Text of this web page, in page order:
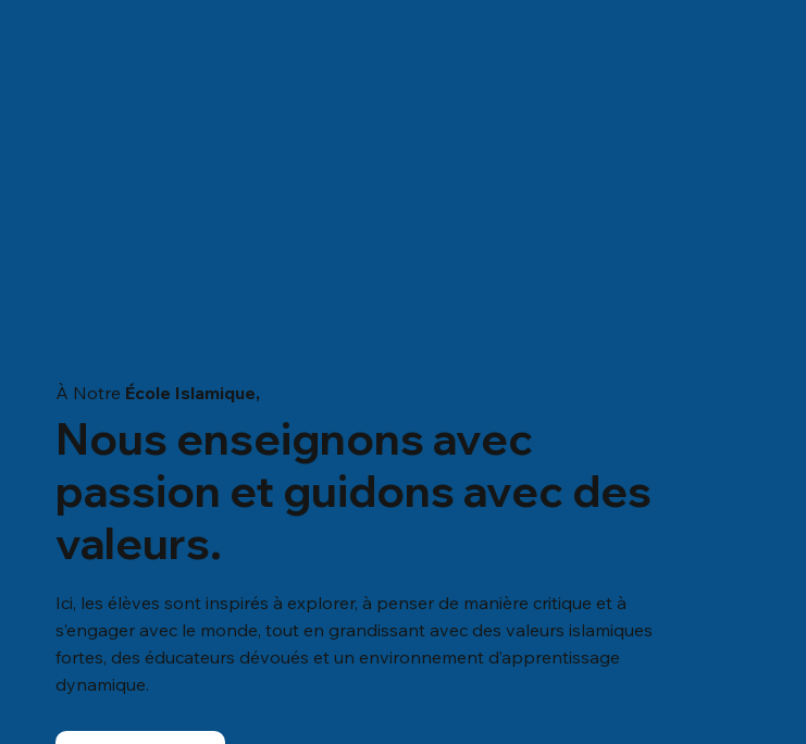
À Notre École Islamique,
Nous enseignons avec
passion et guidons avec des
valeurs.
Ici, les élèves sont inspirés à explorer, à penser de manière critique et à
s’engager avec le monde, tout en grandissant avec des valeurs islamiques
fortes, des éducateurs dévoués et un environnement d’apprentissage
dynamique.